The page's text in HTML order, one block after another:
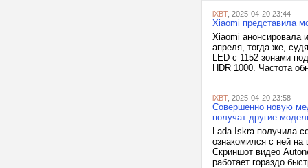
iXBT, 2025-04-20 23:44
Xiaomi представила
Xiaomi анонсировала
апреля, тогда же,
LED с 1152 зонами
HDR 1000. Частота
iXBT, 2025-04-20 23:58
Совершенно новую
получат другие
Lada Iskra получила
ознакомился с ней на
Скриншот видео
работает гораздо